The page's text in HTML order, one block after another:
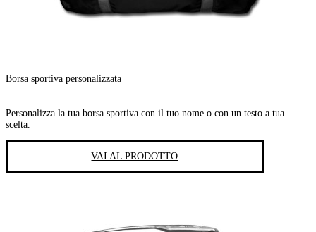
Borsa sportiva personalizzata
Personalizza la tua borsa sportiva con il tuo nome o con un testo a tua
scelta.
VAI AL PRODOTTO